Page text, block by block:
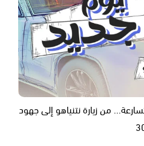
من زيارة نتنياهو إلى جهود